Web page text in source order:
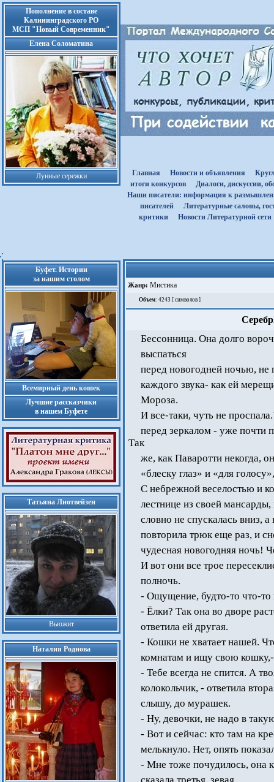
Пополнение в составе
Калининградского РО
МСП "Новый Современник"
Елена Соломатина
Лунные сережки Главная Новости и объявления
итоги конкурсов
Диалоги, дискуссии,
Наши писатели: информация к
писателей
Литературные салоны,
критики
Новости Литературной сети
Буфет. Истории
за нашим столом
Всемирный день кошек
Лучшие рассказчики
в нашем Буфете
Татьяна Лиотвейзен
Вьюжит
Наталия Роднова
Жанр: Мистика
Объем: 4243 [ символов ]
Бессонница. Она долго
выспаться
перед новогодней ночью, не
каждого звука- как ей
Мороза.
И все-таки, чуть не
перед зеркалом - уже почти
Так
же, как Паваротти некогда,
«блеску глаз» и «для
С небрежной веселостью и
лестнице из своей мансарды,
словно не спускалась вниз,
повторила трюк еще раз, и
чудесная новогодняя ночь!
И вот они все трое
полночь.
- Ощущение, будто-то что-то
- Ёлки? Так она во дворе
ответила ей другая.
- Кошки не хватает нашей.
комнатам и ищу свою
- Тебе всегда не спится. А
колокольчик, - ответила
слышу, до мурашек.
- Ну, девочки, не надо в
- Вот и сейчас: кто там на
мелькнуло. Нет, опять
- Мне тоже почудилось, она